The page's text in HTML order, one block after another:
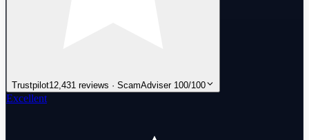
Trustpilot12,431 reviews · ScamAdviser 100/100
Excellent